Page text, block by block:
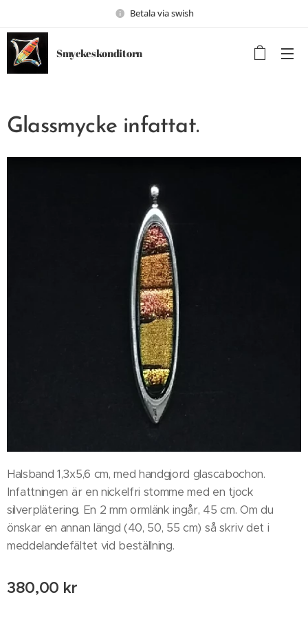
Betala via swish
Smyckeskonditorn
Glassmycke infattat.
Halsband 1,3x5,6 cm, med handgjord glascabochon.
Infattningen är en nickelfri stomme med en tjock
silverplätering. En 2 mm ormlänk ingår, 45 cm. Om du
önskar en annan längd (40, 50, 55 cm) så skriv det i
meddelandefältet vid beställning.
380,00 kr